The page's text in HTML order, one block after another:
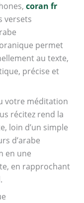
coran fr
versets
permet
au texte,
précise et
votre méditation
récitez rend la
loin d’un simple
d’arabe
en une
en rapprochant